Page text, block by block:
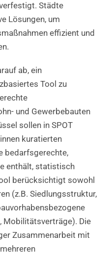
Städte
Lösungen, um
effizient und
ab, ein
Tool zu
und Gewerbebauten
sollen in SPOT
kuratierten
bedarfsgerechte,
enthält, statistisch
berücksichtigt sowohl
(z.B. Siedlungsstruktur,
Mobilitätsverträge). Die
Zusammenarbeit mit